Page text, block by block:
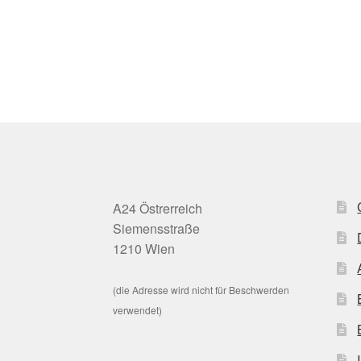
A24 Östrerreich
Siemensstraße
1210 Wien
(die Adresse wird nicht für Beschwerden
verwendet)